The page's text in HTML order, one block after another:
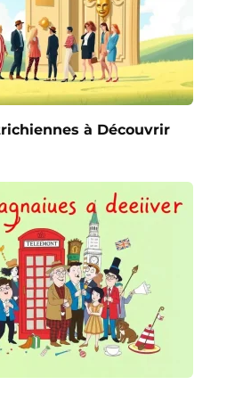
à Découvrir